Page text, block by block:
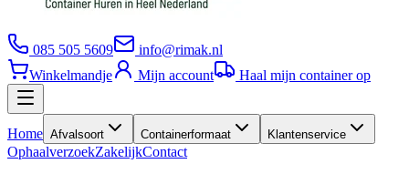
085 505 5609
info@rimak.nl
Winkelmandje
Mijn account Haal mijn container op
Home Afvalsoort Containerformaat Klantenservice
OphaalverzoekZakelijkContact